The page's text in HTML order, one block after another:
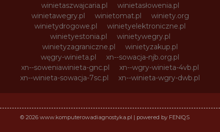
winietaszwajcaria.pl
winietasłowenia.pl
winietawegry.pl
winietomat.pl
winiety.org
winietydrogowe.pl
winietyelektroniczne.pl
winietyestonia.pl
winietywegry.pl
winietyzagraniczne.pl
winietyzakup.pl
węgry-winieta.pl
xn--sowacja-njb.org.pl
xn--soweniawinieta-gnc.pl
xn--wgry-winieta-4vb.pl
xn--winieta-sowacja-7sc.pl
xn--winieta-wgry-dwb.pl
© 2026 www.komputerowadiagnostyka.pl | powered by FENIQS